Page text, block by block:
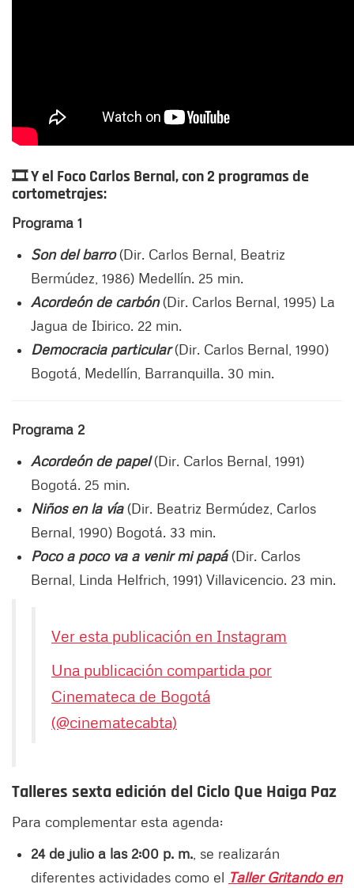
🎞️Y el Foco Carlos Bernal, con 2 programas de
cortometrajes:
Programa 1
Son del barro(Dir. Carlos Bernal, Beatriz
Bermúdez, 1986) Medellín. 25 min.
Acordeón de carbón (Dir. Carlos Bernal, 1995) La
Jagua de Ibirico. 22 min.
Democracia particular (Dir. Carlos Bernal, 1990)
Bogotá, Medellín, Barranquilla. 30 min.
Programa 2
Acordeón de papel(Dir. Carlos Bernal, 1991)
Bogotá. 25 min.
Niños en la vía (Dir. Beatriz Bermúdez, Carlos
Bernal, 1990) Bogotá. 33 min.
Poco a poco va a venir mi papá(Dir. Carlos
Bernal, Linda Helfrich, 1991) Villavicencio. 23 min.
Ver esta publicación en Instagram
Una publicación compartida por
Cinemateca de Bogotá
(@cinematecabta)
Talleres sexta edición del Ciclo Que Haiga Paz
Para complementar esta agenda:
24 de julio a las 2:00 p. m. , se realizarán
diferentes actividades como el Taller Gritando en